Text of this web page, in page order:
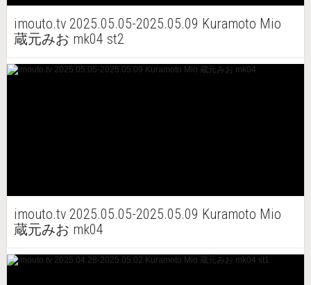
imouto.tv 2025.05.05-2025.05.09 Kuramoto Mio
蔵元みお mk04 st2
imouto.tv 2025.05.05-2025.05.09 Kuramoto Mio
蔵元みお mk04